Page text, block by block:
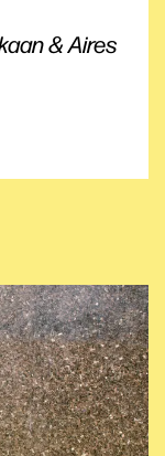
& Aires